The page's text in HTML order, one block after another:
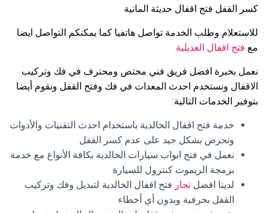
كسر القفل فتح اقفال حديثة المانية
للاستعلام وطلب الخدمة تواصل هاتفيا كما يمكنكم التواصل ايضا
مع فتح اقفال العديلية
نعمل بخبرة افضل فريق فني مختص ومحترف في فك وتركيب
الاقفال ونستخدم احدث المعدات في فك وفتح القفل ونقوم أيضا
بتوفير الخدمات التالية:
خدمة فتح اقفال الخالدية باستخدام احدث التقنيات والأدوات
ونحرص بشكل جيد على عدم كسر القفل
نعمل في فتح ابواب سيارات الخالدية بكافة الأنواع مع خدمة
برمجة الريموت كنترول للسيارة
لدينا افضل نجار فتح اقفال الخالدية لتبديل وفك وتركيب
القفل بحرفية وبدون أي أخطاء